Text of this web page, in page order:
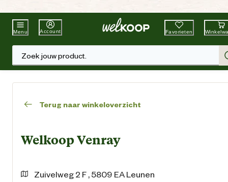
Beste WinkelketenTuin & Dier
Menu Account Favorieten
Zoek jouw product.
Terug naar winkeloverzicht
Welkoop Venray
Zuivelweg 2 F , 5809 EA Leunen